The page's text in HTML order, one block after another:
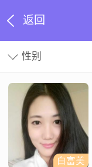
返回
性别
白富美